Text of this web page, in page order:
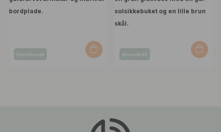
Opslag
@anidundo
Opslag
@nordh90